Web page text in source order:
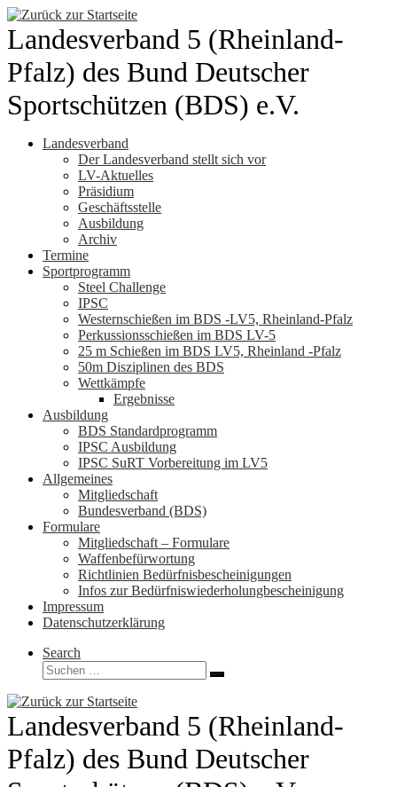
Zum
Inhalt
springen
Landesverband 5 (Rheinland-
Pfalz) des Bund Deutscher
Sportschützen (BDS) e.V.
Landesverband
Der Landesverband stellt sich vor
LV-Aktuelles
Präsidium
Geschäftsstelle
Ausbildung
Archiv
Termine
Sportprogramm
Steel Challenge
IPSC
Westernschießen im BDS -LV5, Rheinland-Pfalz
Perkussionsschießen im BDS LV-5
25 m Schießen im BDS LV5, Rheinland -Pfalz
50m Disziplinen des BDS
Wettkämpfe
Ergebnisse
Ausbildung
BDS Standardprogramm
IPSC Ausbildung
IPSC SuRT Vorbereitung im LV5
Allgemeines
Mitgliedschaft
Bundesverband (BDS)
Formulare
Mitgliedschaft – Formulare
Waffenbefürwortung
Richtlinien Bedürfnisbescheinigungen
Infos zur Bedürfniswiederholungbescheinigung
Impressum
Datenschutzerklärung
Search
Suche
Suchen …
Landesverband 5 (Rheinland-
Pfalz) des Bund Deutscher